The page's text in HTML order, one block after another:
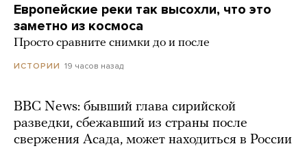
Европейские реки так высохли, что это
заметно из космоса
Просто сравните снимки до и после
ИСТОРИИ 19 часов назад
BBC News: бывший глава сирийской
разведки, сбежавший из страны после
свержения Асада, может находиться в России